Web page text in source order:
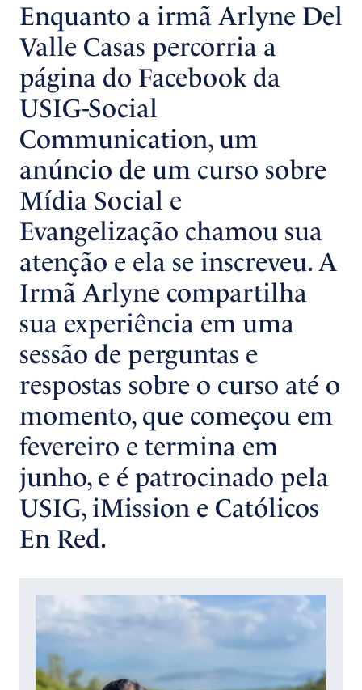
Enquanto a irmã Arlyne Del
Valle Casas percorria a
página do Facebook da
USIG-Social
Communication, um
anúncio de um curso sobre
Mídia Social e
Evangelização chamou sua
atenção e ela se inscreveu. A
Irmã Arlyne compartilha
sua experiência em uma
sessão de perguntas e
respostas sobre o curso até o
momento, que começou em
fevereiro e termina em
junho, e é patrocinado pela
USIG, iMission e Católicos
En Red.